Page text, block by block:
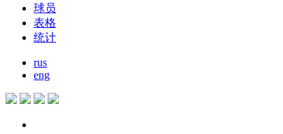
球员
表格
统计
rus
eng